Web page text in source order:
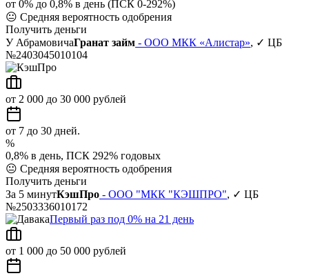
от 0% до 0,8% в день (ПСК 0-292%)
😐 Средняя вероятность одобрения
Получить деньги
У АбрамовичаГранат займ - ООО МКК «Алистар», ✓ ЦБ
№2403045010104
от 2 000 до 30 000 рублей
от 7 до 30 дней.
%
0,8% в день, ПСК 292% годовых
😐 Средняя вероятность одобрения
Получить деньги
За 5 минутКэшПро - ООО "МКК "КЭШПРО", ✓ ЦБ
№2503336010172
Первый раз под 0% на 21 день
от 1 000 до 50 000 рублей